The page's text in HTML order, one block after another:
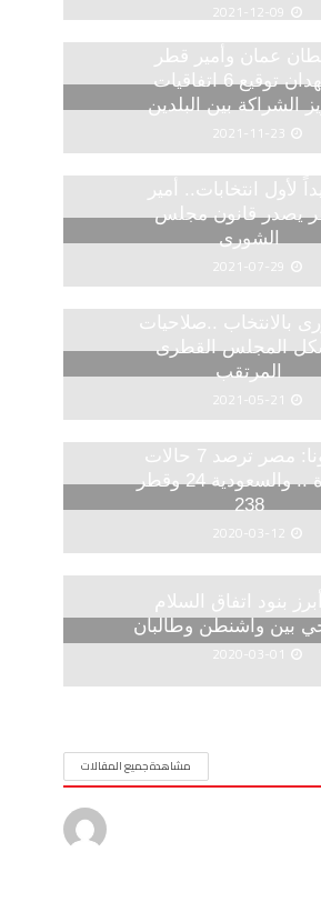
2021-12-09
عمان وأمير قطر
يشهدان توقيع 6 اتفاقيات
الشراكة بين البلدين
2021-11-23
لأول انتخابات.. أمير
يصدر قانون مجلس
الشورى
2021-07-29
بالانتخاب ..صلاحيات
المجلس القطرى
المرتقب
2021-05-21
كورونا: مصر ترصد 7 حالات
جديدة .. والسعودية 24 وقطر
238
2020-03-12
أبرز بنود اتفاق السلام
بين واشنطن وطالبان
2020-03-01
مشاهدة جميع المقالات